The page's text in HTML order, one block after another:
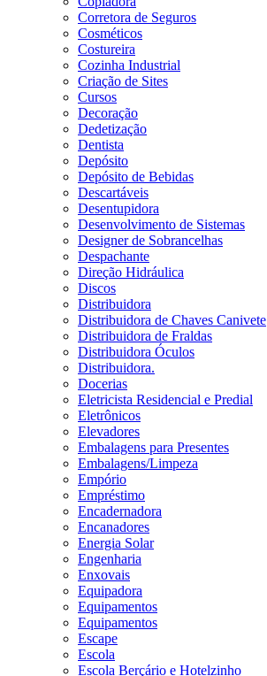
Corretora de Seguros
Cosméticos
Costureira
Cozinha Industrial
Criação de Sites
Cursos
Decoração
Dedetização
Dentista
Depósito
Depósito de Bebidas
Descartáveis
Desentupidora
Desenvolvimento de Sistemas
Designer de Sobrancelhas
Despachante
Direção Hidráulica
Discos
Distribuidora
Distribuidora de Chaves Canivete
Distribuidora de Fraldas
Distribuidora Óculos
Distribuidora.
Docerias
Eletricista Residencial e Predial
Eletrônicos
Elevadores
Embalagens para Presentes
Embalagens/Limpeza
Empório
Empréstimo
Encadernadora
Encanadores
Energia Solar
Engenharia
Enxovais
Equipadora
Equipamentos
Equipamentos
Escape
Escola
Escola Berçário e Hotelzinho